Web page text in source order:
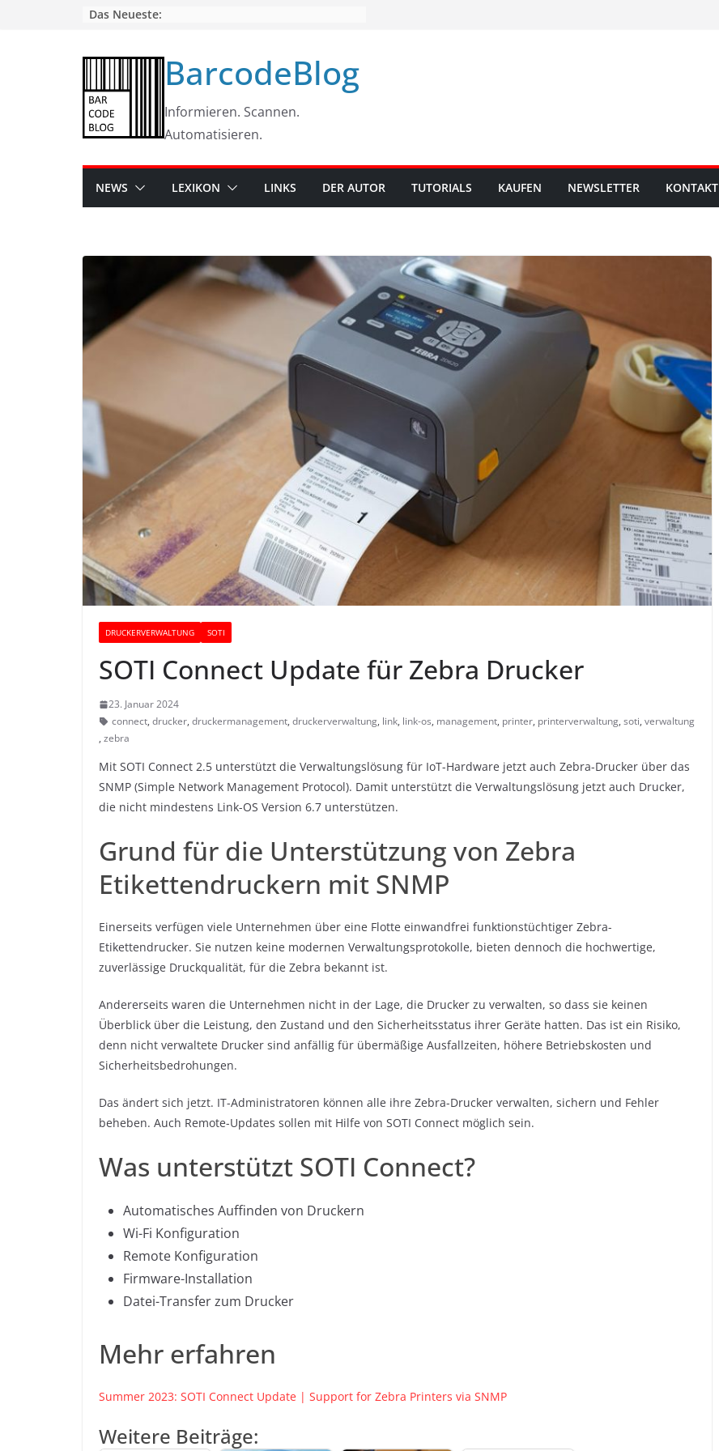
Das Neueste:
BarcodeBlog
Informieren. Scannen.
Automatisieren.
NEWS LEXIKON LINKS DER AUTOR TUTORIALS KAUFEN NEWSLETTER KONTAKT
DRUCKERVERWALTUNG SOTI
SOTI Connect Update für Zebra Drucker
23. Januar 2024
connect, drucker, druckermanagement, druckerverwaltung, link, link-os, management, printer, printerverwaltung, soti, verwaltung
, zebra
Mit SOTI Connect 2.5 unterstützt die Verwaltungslösung für IoT-Hardware jetzt auch Zebra-Drucker über das
SNMP (Simple Network Management Protocol). Damit unterstützt die Verwaltungslösung jetzt auch Drucker,
die nicht mindestens Link-OS Version 6.7 unterstützen.
Grund für die Unterstützung von Zebra
Etikettendruckern mit SNMP
Einerseits verfügen viele Unternehmen über eine Flotte einwandfrei funktionstüchtiger Zebra-
Etikettendrucker. Sie nutzen keine modernen Verwaltungsprotokolle, bieten dennoch die hochwertige,
zuverlässige Druckqualität, für die Zebra bekannt ist.
Andererseits waren die Unternehmen nicht in der Lage, die Drucker zu verwalten, so dass sie keinen
Überblick über die Leistung, den Zustand und den Sicherheitsstatus ihrer Geräte hatten. Das ist ein Risiko,
denn nicht verwaltete Drucker sind anfällig für übermäßige Ausfallzeiten, höhere Betriebskosten und
Sicherheitsbedrohungen.
Das ändert sich jetzt. IT-Administratoren können alle ihre Zebra-Drucker verwalten, sichern und Fehler
beheben. Auch Remote-Updates sollen mit Hilfe von SOTI Connect möglich sein.
Was unterstützt SOTI Connect?
Automatisches Auffinden von Druckern
Wi-Fi Konfiguration
Remote Konfiguration
Firmware-Installation
Datei-Transfer zum Drucker
Mehr erfahren
Summer 2023: SOTI Connect Update | Support for Zebra Printers via SNMP
Weitere Beiträge: